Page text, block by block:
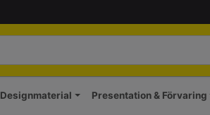
Designmaterial Presentation & Förvaring